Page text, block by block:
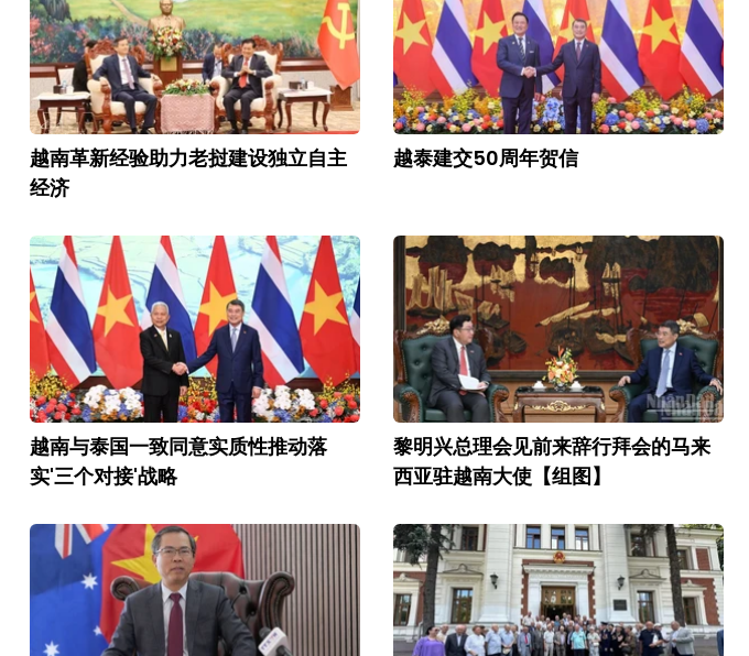
越南革新经验助力老挝建设独立自主
经济
越泰建交50周年贺信
越南与泰国一致同意实质性推动落
实'三个对接'战略
黎明兴总理会见前来辞行拜会的马来
西亚驻越南大使【组图】